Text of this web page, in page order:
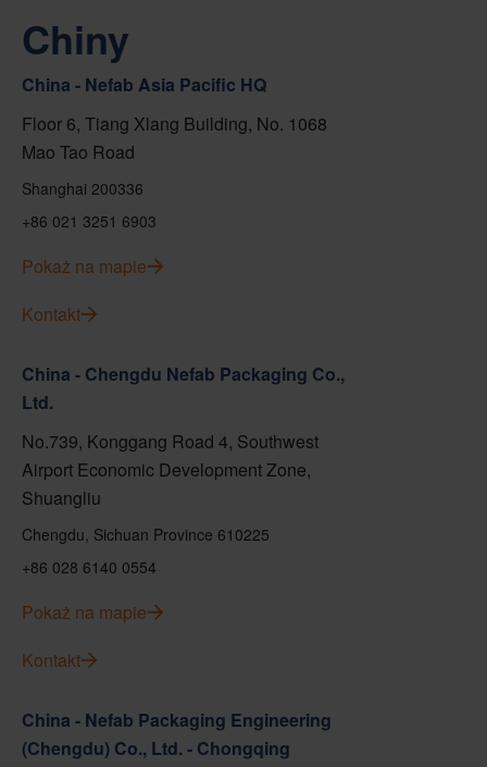
Chiny
China - Nefab Asia Pacific HQ
Floor 6, Tiang Xlang Building, No. 1068
Mao Tao Road
Shanghai 200336
+86 021 3251 6903
Pokaż na mapie
Kontakt
China - Chengdu Nefab Packaging Co.,
Ltd.
No.739, Konggang Road 4, Southwest
Airport Economic Development Zone,
Shuangliu
Chengdu, Sichuan Province 610225
+86 028 6140 0554
Pokaż na mapie
Kontakt
China - Nefab Packaging Engineering
(Chengdu) Co., Ltd. - Chongqing